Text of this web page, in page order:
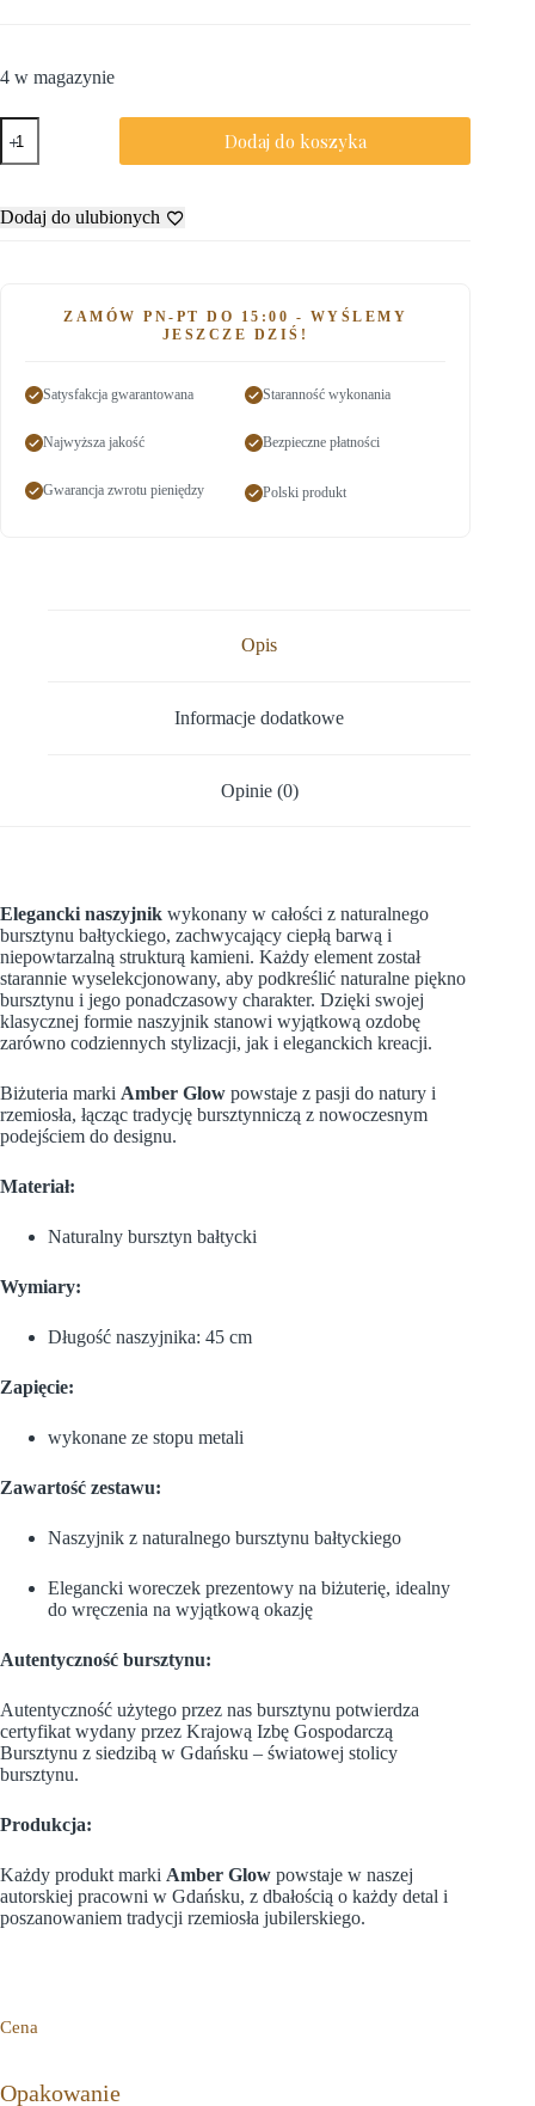
4 w magazynie
Dodaj do koszyka
Dodaj do ulubionych
ZAMÓW PN-PT DO 15:00 - WYŚLEMY
JESZCZE DZIŚ!
Satysfakcja gwarantowana Staranność wykonania
Najwyższa jakość Bezpieczne płatności
Gwarancja zwrotu pieniędzy Polski produkt
Opis
Informacje dodatkowe
Opinie (0)
Elegancki naszyjnik wykonany w całości z naturalnego
bursztynu bałtyckiego, zachwycający ciepłą barwą i
niepowtarzalną strukturą kamieni. Każdy element został
starannie wyselekcjonowany, aby podkreślić naturalne piękno
bursztynu i jego ponadczasowy charakter. Dzięki swojej
klasycznej formie naszyjnik stanowi wyjątkową ozdobę
zarówno codziennych stylizacji, jak i eleganckich kreacji.
Biżuteria marki Amber Glow powstaje z pasji do natury i
rzemiosła, łącząc tradycję bursztynniczą z nowoczesnym
podejściem do designu.
Materiał:
Naturalny bursztyn bałtycki
Wymiary:
Długość naszyjnika: 45 cm
Zapięcie:
wykonane ze stopu metali
Zawartość zestawu:
Naszyjnik z naturalnego bursztynu bałtyckiego
Elegancki woreczek prezentowy na biżuterię, idealny
do wręczenia na wyjątkową okazję
Autentyczność bursztynu:
Autentyczność użytego przez nas bursztynu potwierdza
certyfikat wydany przez Krajową Izbę Gospodarczą
Bursztynu z siedzibą w Gdańsku – światowej stolicy
bursztynu.
Produkcja:
Każdy produkt marki Amber Glow powstaje w naszej
autorskiej pracowni w Gdańsku, z dbałością o każdy detal i
poszanowaniem tradycji rzemiosła jubilerskiego.
Cena
Opakowanie